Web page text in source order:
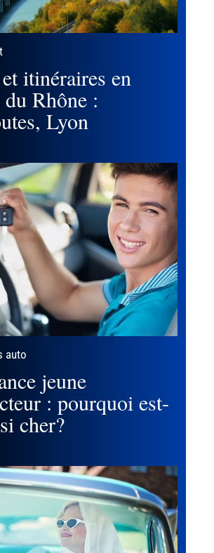
itinéraires en
Rhône :
Lyon
auto
jeune
: pourquoi est-
cher?